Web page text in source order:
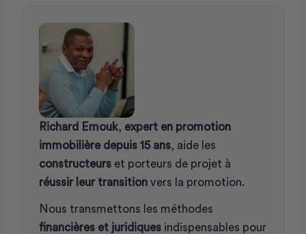
Richard Emouk, expert en promotion
immobilière depuis 15 ans, aide les
constructeurs et porteurs de projet à
réussir leur transition vers la promotion.
Nous transmettons les méthodes
financières et juridiques indispensables pour